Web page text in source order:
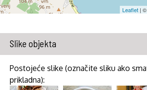
Leaflet | ©
Slike objekta
Postojeće slike (označite sliku ako
prikladna):